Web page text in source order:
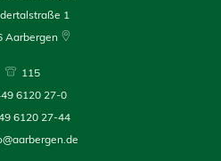
1
Aarbergen
115
6120 27-0
6120 27-44